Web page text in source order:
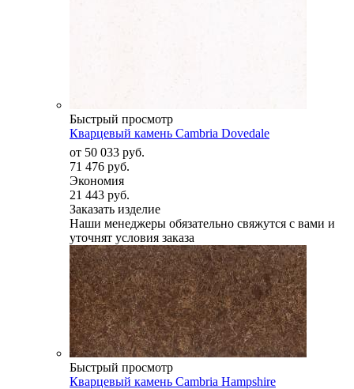
Быстрый просмотр
Кварцевый камень Cambria Dovedale
от 50 033 руб.
71 476 руб.
Экономия
21 443 руб.
Заказать изделие
Наши менеджеры обязательно свяжутся с вами и
уточнят условия заказа
Быстрый просмотр
Кварцевый камень Cambria Hampshire